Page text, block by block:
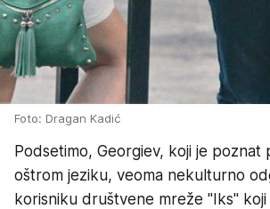
Foto: Dragan Kadić
Podsetimo, Georgiev, koji je poznat
oštrom jeziku, veoma nekulturno
korisniku društvene mreže "Iks" koji